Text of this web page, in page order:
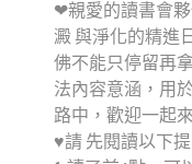
❤親愛的讀書會
澱 與淨化的精進
佛不能只停留再
法內容意涵，用
路中，歡迎一起
♥請️ 先閱讀以下